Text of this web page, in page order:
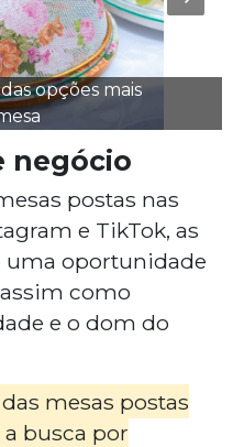
opções mais
negócio
postas nas
e TikTok, as
uma oportunidade
como
e o dom do
das mesas postas
busca por